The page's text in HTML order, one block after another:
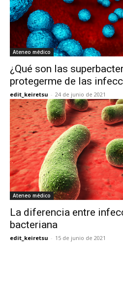
Ateneo médico
¿Qué son las
protegerme de las
edit_keiretsu - 24 de junio de 2021
Ateneo médico
La diferencia entre
bacteriana
edit_keiretsu - 15 de junio de 2021